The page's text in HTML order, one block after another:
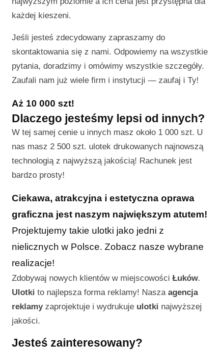
każdej kieszeni.
Jeśli jesteś zdecydowany zapraszamy do
skontaktowania się z nami. Odpowiemy na wszystkie
pytania, doradzimy i omówimy wszystkie szczegóły.
Zaufali nam już wiele firm i instytucji — zaufaj i Ty!
Aż 10 000 szt!
Dlaczego jesteśmy lepsi od innych?
W tej samej cenie u innych masz około 1 000 szt. U
nas masz 2 500 szt. ulotek drukowanych najnowszą
technologią z najwyższą jakością! Rachunek jest
bardzo prosty!
Ciekawa, atrakcyjna i estetyczna oprawa
graficzna jest naszym największym atutem!
Projektujemy takie ulotki jako jedni z
nielicznych w Polsce. Zobacz nasze wybrane
realizacje!
Zdobywaj nowych klientów w miejscowości Łuków.
Ulotki to najlepsza forma reklamy! Nasza agencja
reklamyzaprojektuje i wydrukuje ulotki najwyższej
jakości.
Jesteś zainteresowany?